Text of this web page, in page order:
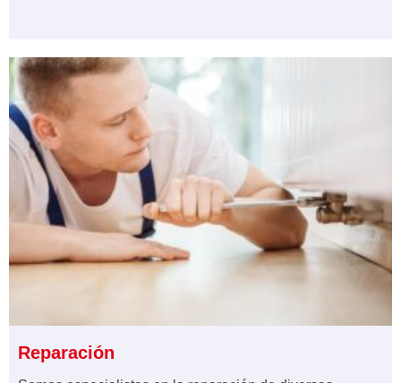
Reparación